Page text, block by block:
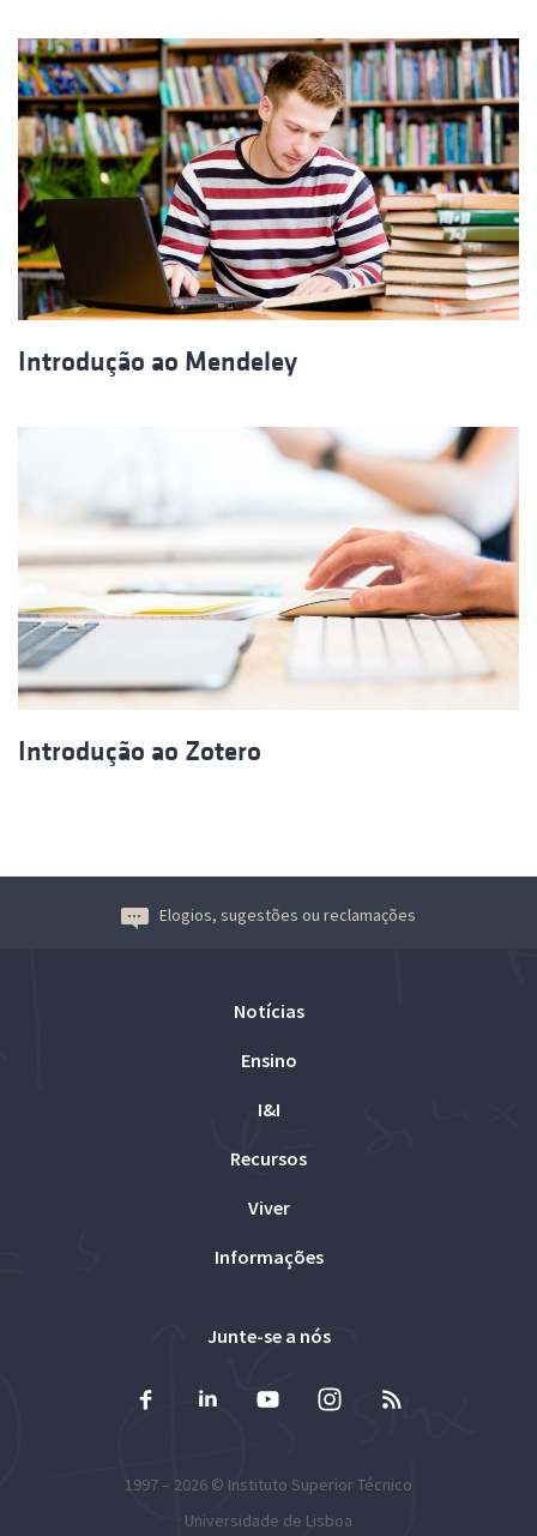
Introdução ao Mendeley
Introdução ao Zotero
Elogios, sugestões ou reclamações
Notícias
Ensino
I&I
Recursos
Viver
Informações
Junte-se a nós
1997 – 2026 © Instituto Superior Técnico
Universidade de Lisboa